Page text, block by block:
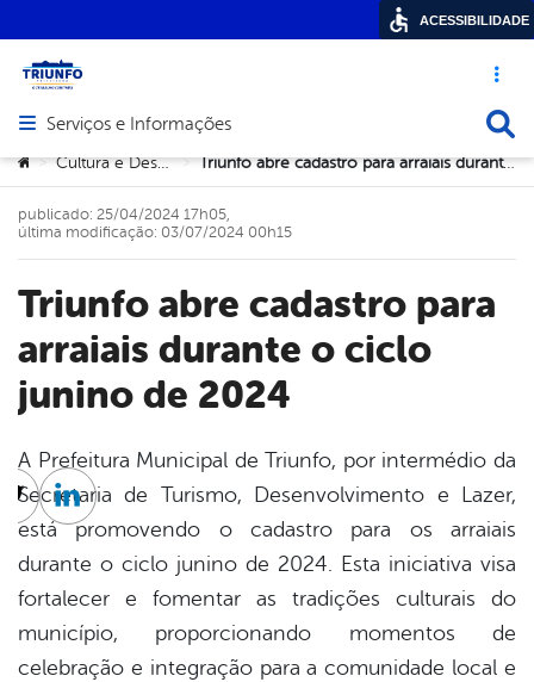
Acesso
Abrir menu principal de navegação
Serviços e Informações
Você está aqui:
> Cultura e Desportos > Triunfo abre cadastro para arraiais durante o ciclo junino de 2024
Triunfo abre cadastro para
arraiais durante o ciclo
junino de 2024
publicado: 25/04/2024 17h05,
última modificação: 03/07/2024 00h15
A Prefeitura Municipal de Triunfo, por intermédio da
Secretaria de Turismo, Desenvolvimento e Lazer,
está promovendo o cadastro para os arraiais
durante o ciclo junino de 2024. Esta iniciativa visa
fortalecer e fomentar as tradições culturais do
município, proporcionando momentos de
celebração e integração para a comunidade local e
Twitter
Linkedin
ACESSIBILIDADE